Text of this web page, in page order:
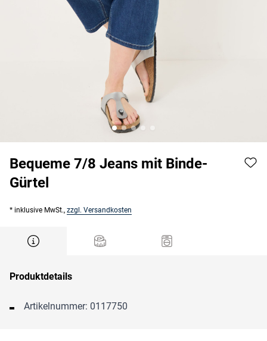
Bequeme 7/8 Jeans mit Binde-
Gürtel
* inklusive MwSt., zzgl. Versandkosten
Produktdetails
Artikelnummer: 0117750